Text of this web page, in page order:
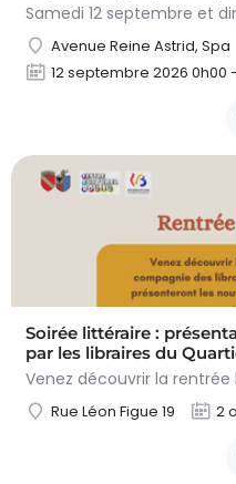
Avenue Reine Astrid, Spa
12 septembre 2026 0h00
Soirée littéraire :
par les libraires du
Rue Léon Figue 19 2